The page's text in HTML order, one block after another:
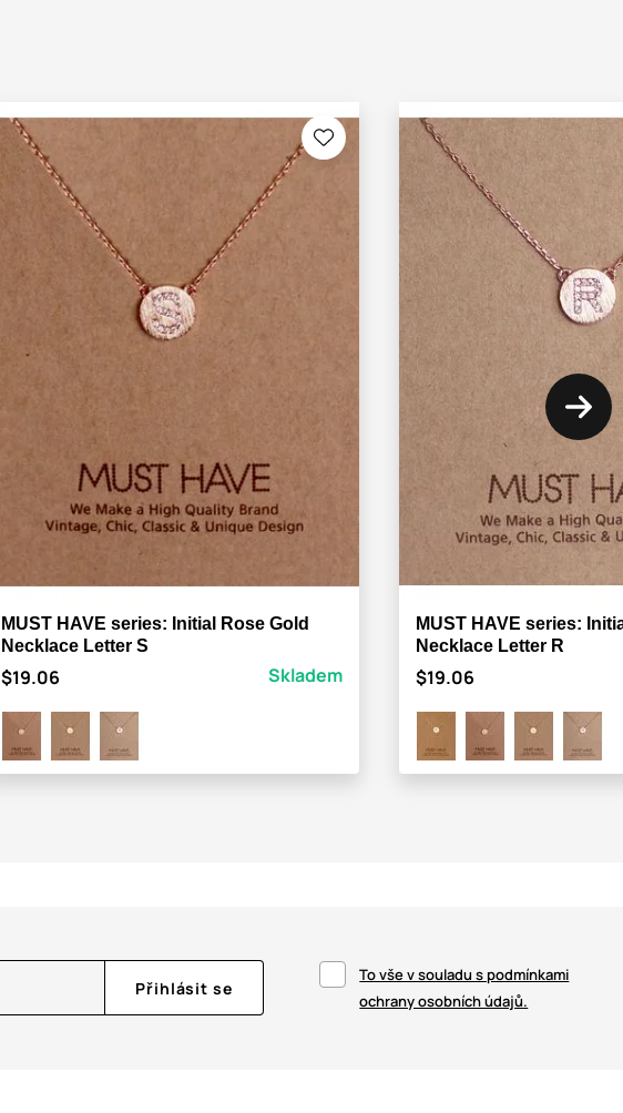
MUST HAVE series: Initial Rose Gold
Necklace Letter S
$19.06 Skladem
MUST HAVE series:
Necklace Letter R
$19.06
Přihlásit se
To vše v souladu s podmínkami
ochrany osobních údajů.